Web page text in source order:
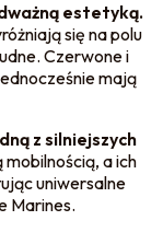
estetyką.
się na polu
Czerwone i
mają
z silniejszych
a ich
uniwersalne
Marines.